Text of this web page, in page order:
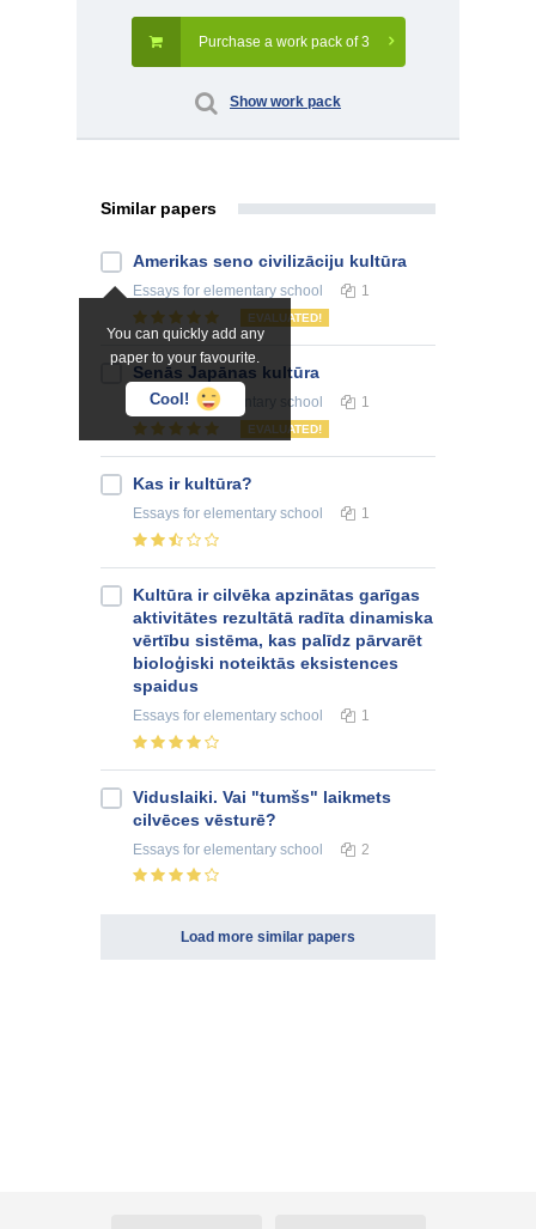
Purchase a work pack of 3
Show work pack
Similar papers
You can quickly add any
paper to your favourite.
Cool!
Amerikas seno civilizāciju kultūra
Essays for elementary school 1
EVALUATED!
Senās Japānas kultūra
Essaysfor elementary school 1
EVALUATED!
Kas ir kultūra?
Essays for elementary school 1
Kultūra ir cilvēka apzinātas garīgas
aktivitātes rezultātā radīta dinamiska
vērtību sistēma, kas palīdz pārvarēt
bioloģiski noteiktās eksistences
spaidus
Essays for elementary school 1
Viduslaiki. Vai "tumšs" laikmets
cilvēces vēsturē?
Essays for elementary school 2
Load more similar papers